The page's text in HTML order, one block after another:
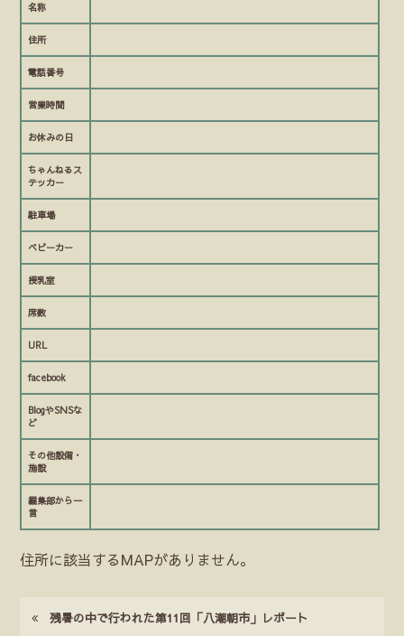
名称
住所
電話番号
営業時間
お休みの日
ちゃんねるス
テッカー
駐車場
ベビーカー
授乳室
席数
URL
facebook
BlogやSNSな
ど
その他設備・
施設
編集部から一
言
住所に該当するMAPがありません。
残暑の中で行われた第11回「八潮朝市」レポート